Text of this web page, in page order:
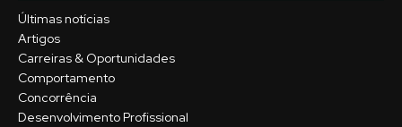
Últimas notícias
Artigos
Carreiras & Oportunidades
Comportamento
Concorrência
Desenvolvimento Profissional